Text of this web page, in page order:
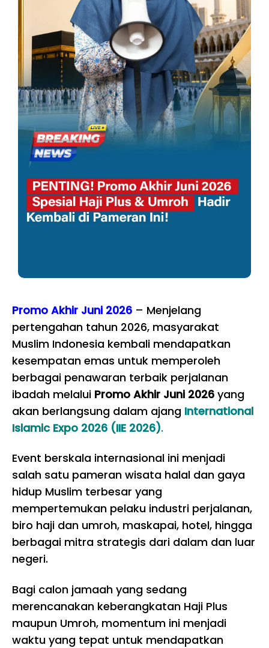
Promo Akhir Juni 2026 – Menjelang
pertengahan tahun 2026, masyarakat
Muslim Indonesia kembali mendapatkan
kesempatan emas untuk memperoleh
berbagai penawaran terbaik perjalanan
ibadah melalui Promo Akhir Juni 2026 yang
akan berlangsung dalam ajang International
Islamic Expo 2026 (IIE 2026).
Event berskala internasional ini menjadi
salah satu pameran wisata halal dan gaya
hidup Muslim terbesar yang
mempertemukan pelaku industri perjalanan,
biro haji dan umroh, maskapai, hotel, hingga
berbagai mitra strategis dari dalam dan luar
negeri.
Bagi calon jamaah yang sedang
merencanakan keberangkatan Haji Plus
maupun Umroh, momentum ini menjadi
waktu yang tepat untuk mendapatkan